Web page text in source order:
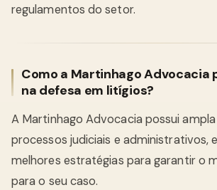
regulamentos do setor.
Como a Martinhago Advocacia
na defesa em litígios?
A Martinhago Advocacia possui
processos judiciais e administrativos,
melhores estratégias para garantir o
para o seu caso.